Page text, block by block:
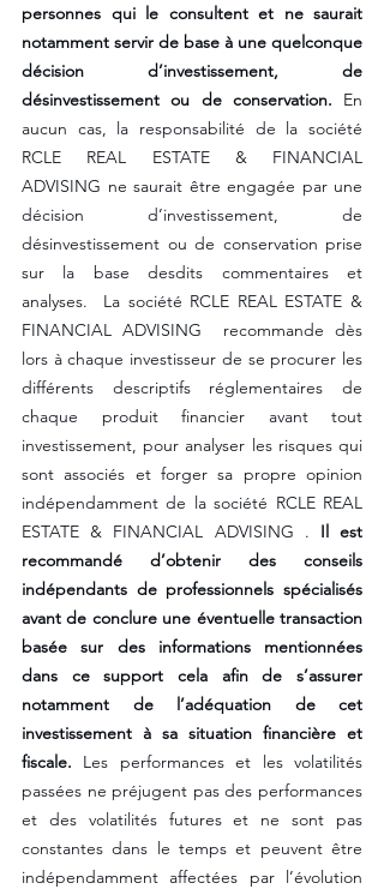
personnes qui le consultent et ne saurait
notamment servir de base à une quelconque
décision d’investissement, de
désinvestissement ou de conservation. En
aucun cas, la responsabilité de la société
RCLE REAL ESTATE & FINANCIAL
ADVISING ne saurait être engagée par une
décision d’investissement, de
désinvestissement ou de conservation prise
sur la base desdits commentaires et
analyses.  La société RCLE REAL ESTATE &
FINANCIAL ADVISING  recommande dès
lors à chaque investisseur de se procurer les
différents descriptifs réglementaires de
chaque produit financier avant tout
investissement, pour analyser les risques qui
sont associés et forger sa propre opinion
indépendamment de la société RCLE REAL
ESTATE & FINANCIAL ADVISING . Il est
recommandé d’obtenir des conseils
indépendants de professionnels spécialisés
avant de conclure une éventuelle transaction
basée sur des informations mentionnées
dans ce support cela afin de s’assurer
notamment de l’adéquation de cet
investissement à sa situation financière et
fiscale. Les performances et les volatilités
passées ne préjugent pas des performances
et des volatilités futures et ne sont pas
constantes dans le temps et peuvent être
indépendamment affectées par l’évolution